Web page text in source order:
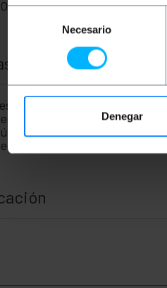
consentimiento
Necesario
Denegar
No es recomendable
y pesos
bruto: 426 g
del producto (ancho x
de paquetes: 1
del paquete: 14.0 x 12.0